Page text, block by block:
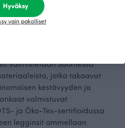
valmistetut
lapsille
valmistetaan Suomessa
jotka takaavat
kestävyyden ja
valmistuvat
ja Öko-Tex-sertifioidussa
legginsit ommellaan
Hyväksy
vain pakolliset